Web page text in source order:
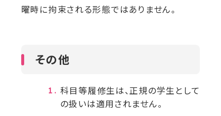
曜時に拘束される形態ではありません。
その他
科目等履修生は、正規の学生として
の扱いは適用されません。